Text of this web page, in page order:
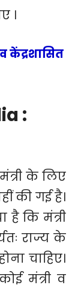
।
केंद्रशासित
:
के लिए
की गई है।
कि मंत्री
राज्य के
चाहिए।
मंत्री व